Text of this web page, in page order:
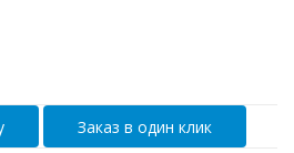
Заказ в один клик